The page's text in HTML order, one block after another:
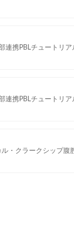
連携PBLチュートリア
連携PBLチュートリ
ル・クラークシップ腹